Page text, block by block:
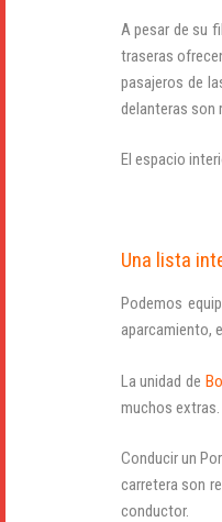
A pesar de su
traseras
pasajeros de
delanteras son
El espacio
Una lista
Podemos
aparcamiento,
La unidad de
muchos extras.
Conducir un
carretera son
conductor.